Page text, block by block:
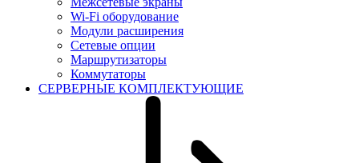
Wi-Fi оборудование
Модули расширения
Сетевые опции
Маршрутизаторы
Коммутаторы
СЕРВЕРНЫЕ КОМПЛЕКТУЮЩИЕ